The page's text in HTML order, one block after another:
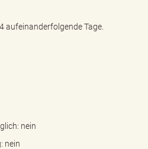
aufeinanderfolgende Tage.
nein
nein